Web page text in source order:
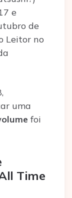
e
de
Leitor no
uma
foi
Time